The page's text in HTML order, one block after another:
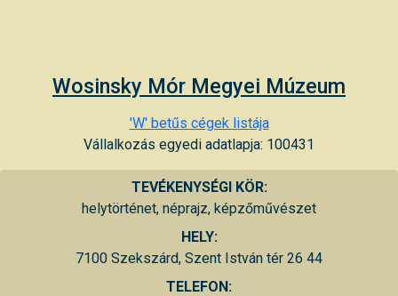
Wosinsky Mór Megyei Múzeum
'W' betűs cégek listája
Vállalkozás egyedi adatlapja: 100431
TEVÉKENYSÉGI KÖR:
helytörténet, néprajz, képzőművészet
HELY:
7100 Szekszárd, Szent István tér 26 44
TELEFON: